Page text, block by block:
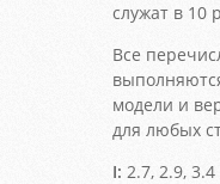
служат в 10
Все
модели и
для любых
I: 2.7, 2.9, 3.4